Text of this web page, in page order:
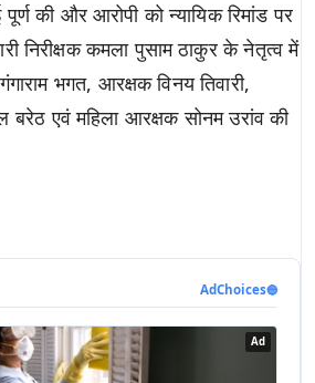
पूर्ण की और आरोपी को न्यायिक रिमांड पर
निरीक्षक कमला पुसाम ठाकुर के नेतृत्व में
भगत, आरक्षक विनय तिवारी,
बरेठ एवं महिला आरक्षक सोनम उरांव की
AdChoices🔵
Ad